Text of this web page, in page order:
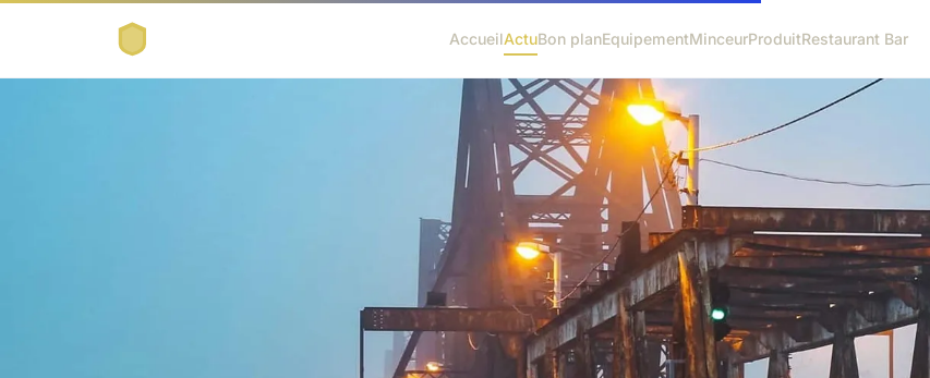
AccueilActuBon planEquipementMinceurProduitRestaurant Bar